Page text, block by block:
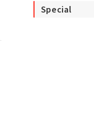
Special